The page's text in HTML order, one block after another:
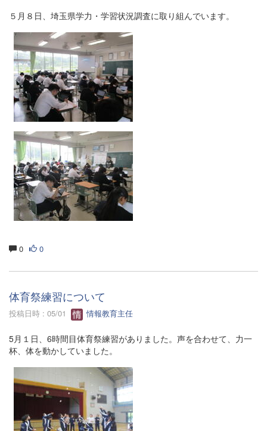
５月８日、埼玉県学力・学習状況調査に取り組んでいます。
0 0
体育祭練習について
投稿日時 : 05/01 情報教育主任
5月１日、6時間目体育祭練習がありました。声を合わせて、力一
杯、体を動かしていました。